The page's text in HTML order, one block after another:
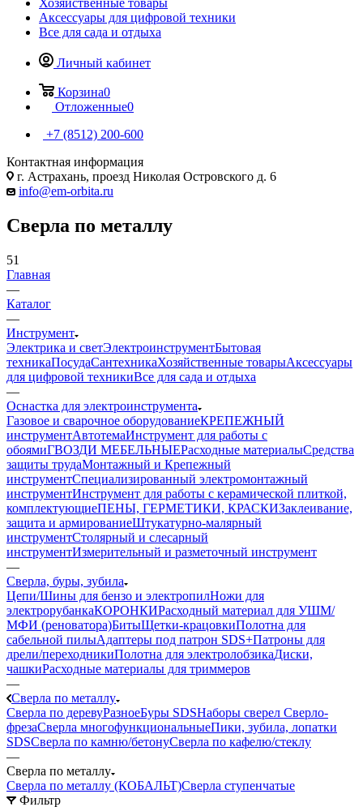
Хозяйственные товары
Аксессуары для цифровой техники
Все для сада и отдыха
Личный кабинет
Корзина0
Отложенные0
+7 (8512) 200-600
Контактная информация
г. Астрахань, проезд Николая Островского д. 6
info@em-orbita.ru
Сверла по металлу
51
Главная
—
Каталог
—
Инструмент
Электрика и светЭлектроинструментБытовая
техникаПосудаСантехникаХозяйственные товарыАксессуары
для цифровой техникиВсе для сада и отдыха
—
Оснастка для электроинструмента
Газовое и сварочное оборудованиеКРЕПЕЖНЫЙ
инструментАвтотемаИнструмент для работы с
обоямиГВОЗДИ МЕБЕЛЬНЫЕРасходные материалыСредства
защиты трудаМонтажный и Крепежный
инструментСпециализированный электромонтажный
инструментИнструмент для работы с керамической плиткой,
комплектующиеПЕНЫ, ГЕРМЕТИКИ, КРАСКИЗаклеивание,
защита и армированиеШтукатурно-малярный
инструментСтолярный и слесарный
инструментИзмерительный и разметочный инструмент
—
Сверла, буры, зубила
Цепи/Шины для бензо и электропилНожи для
электрорубанкаКОРОНКИРасходный материал для УШМ/
МФИ (реноватора)БитыЩетки-крацовкиПолотна для
сабельной пилыАдаптеры под патрон SDS+Патроны для
дрели/переходникиПолотна для электролобзикаДиски,
чашкиРасходные материалы для триммеров
—
Сверла по металлу
Сверла по деревуРазноеБуры SDSНаборы сверел Сверло-
фрезаСверла многофункциональныеПики, зубила, лопатки
SDSСверла по камню/бетонуСверла по кафелю/стеклу
—
Сверла по металлу
Сверла по металлу (КОБАЛЬТ)Сверла ступенчатые
Фильтр